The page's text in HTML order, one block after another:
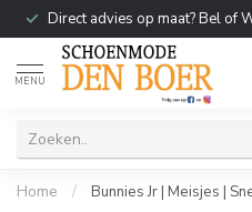
Direct advies op maat? Bel of
MENU
Home / Bunnies Jr | Meisjes |